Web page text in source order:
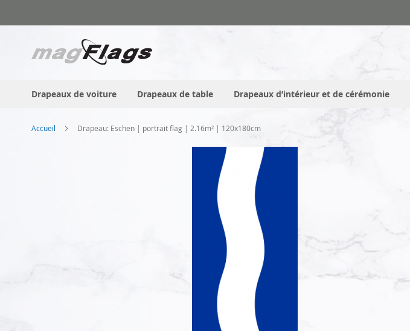
au
Drapeaux de voiture Drapeaux de table Drapeaux d’intérieur et de cérémonie
Accueil Drapeau: Eschen | portrait flag | 2.16m² | 120x180cm